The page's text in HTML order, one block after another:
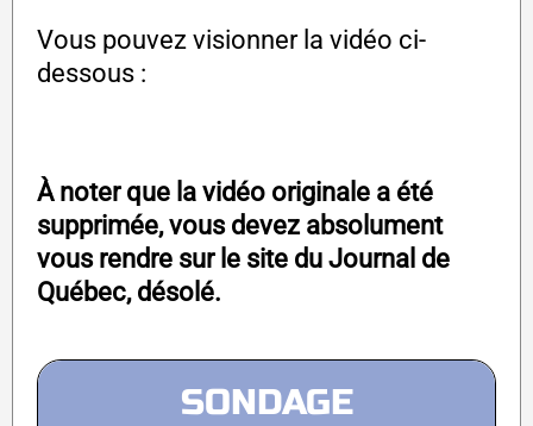
Vous pouvez visionner la vidéo ci-
dessous :
À noter que la vidéo originale a été
supprimée, vous devez absolument
vous rendre sur le site du Journal de
Québec, désolé.
SONDAGE